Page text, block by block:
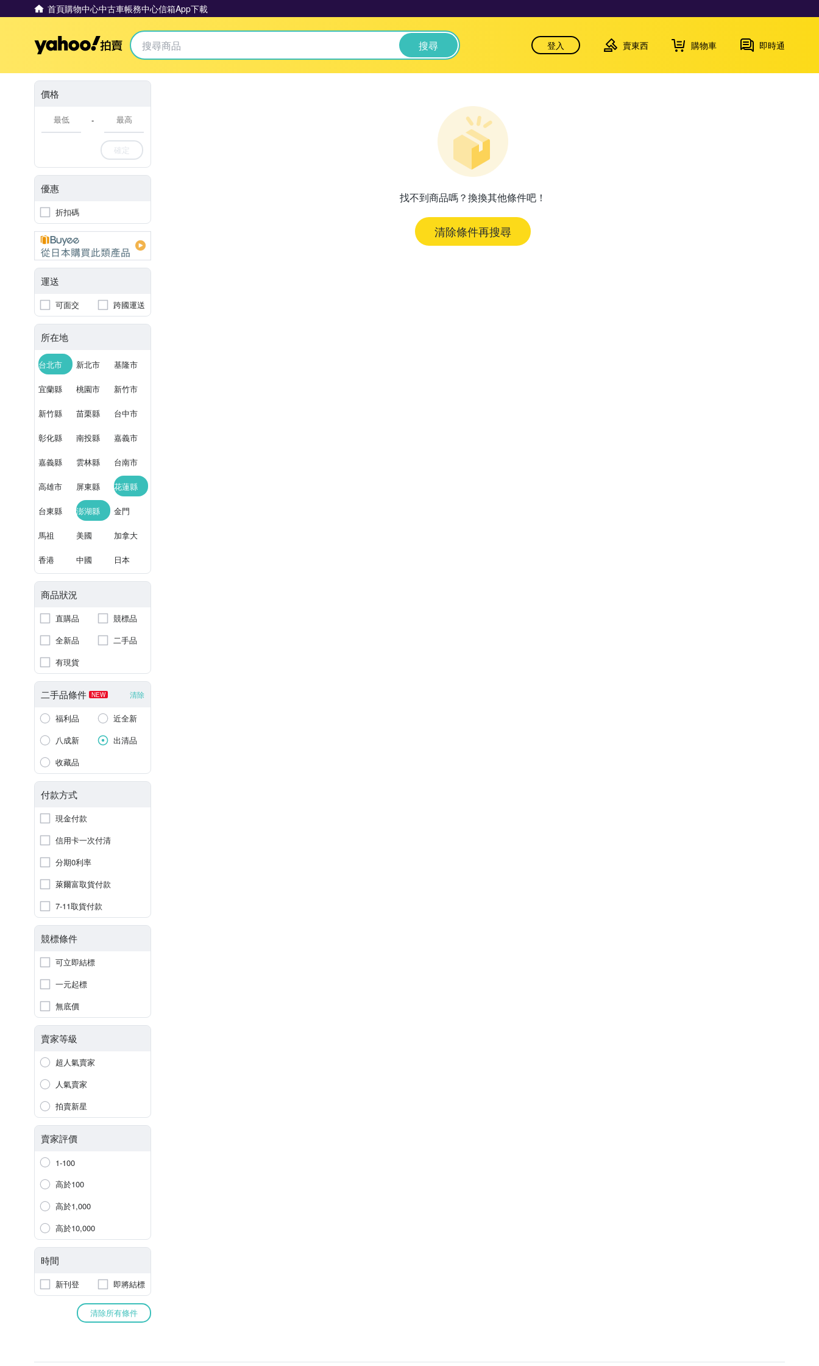
首頁購物中心中古車帳務中心信箱App下載
Yahoo拍賣 搜尋 登入 賣東西 購物車 即時通
價格
-
確定
優惠
折扣碼
運送
可面交 跨國運送
所在地
台北市 新北市 基隆市
宜蘭縣 桃園市 新竹市
新竹縣 苗栗縣 台中市
彰化縣 南投縣 嘉義市
嘉義縣 雲林縣 台南市
高雄市 屏東縣 花蓮縣
台東縣 澎湖縣 金門
馬祖 美國 加拿大
香港 中國 日本
商品狀況
直購品
競標品
全新品
二手品
有現貨
二手品條件 NEW 清除
福利品
近全新
八成新
出清品
收藏品
付款方式
現金付款
信用卡一次付清
分期0利率
萊爾富取貨付款
7-11取貨付款
競標條件
可立即結標
一元起標
無底價
賣家等級
超人氣賣家
人氣賣家
拍賣新星
賣家評價
1-100
高於100
高於1,000
高於10,000
時間
新刊登 即將結標
清除所有條件
找不到商品嗎？換換其他條件吧！
清除條件再搜尋